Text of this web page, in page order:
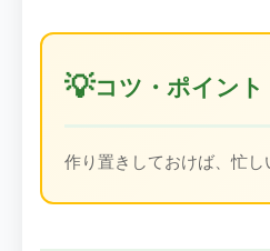
💡コツ・ポイント
作り置きしておけば、忙し